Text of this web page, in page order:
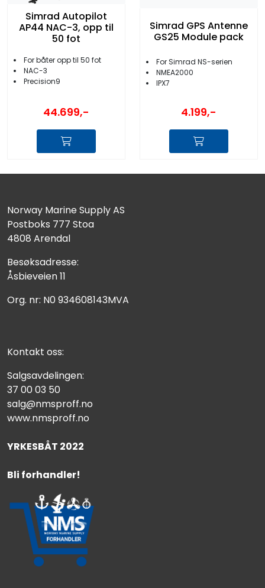
Simrad Autopilot
AP44 NAC-3, opp til
50 fot
For båter opp til 50 fot
NAC-3
Precision9
44.699,-
Simrad GPS Antenne
GS25 Module pack
For Simrad NS-serien
NMEA2000
IPX7
4.199,-
Norway Marine Supply AS
Postboks 777 Stoa
4808 Arendal
Besøksadresse:
Åsbieveien 11
Org. nr: N0 934608143MVA
Kontakt oss:
Salgsavdelingen:
37 00 03 50
salg@nmsproff.no
www.nmsproff.no
YRKESBÅT 2022
Bli forhandler!